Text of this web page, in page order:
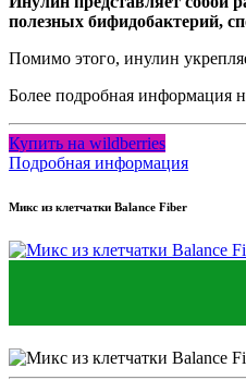
полезных бифидобактерий,
Помимо этого, инулин
Более подробная информация
Купить на wildberries
Подробная информация
Микс из клетчатки Balance Fiber